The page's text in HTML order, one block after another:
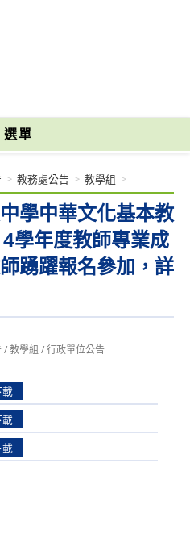
選單
學中華文化基本教
學年度教師專業成
踴躍報名參加，詳
> 教務處公告 > 教學組 >
/教學組 /行政單位公告
載
載
載